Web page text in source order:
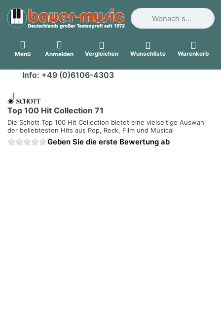
Geben Sie einen
Menü Anmelden Vergleichen Wunschliste Warenkorb
Info: +49 (0)6106-4303
Top 100 Hit Collection 71
Die Schott Top 100 Hit Collection bietet eine vielseitige Auswahl
der beliebtesten Hits aus Pop, Rock, Film und Musical
Geben Sie die erste Bewertung ab